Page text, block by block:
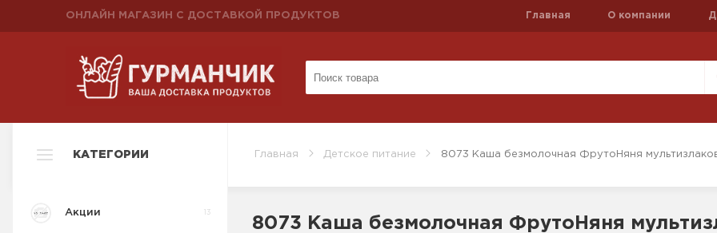
ОНЛАЙН МАГАЗИН С ДОСТАВКОЙ ПРОДУКТОВ Главная О компании
Главная Детское питание 8073 Каша безмолочная ФрутоНяня
КАТЕГОРИИ
Акции 13
8073 Каша безмолочная ФрутоНяня